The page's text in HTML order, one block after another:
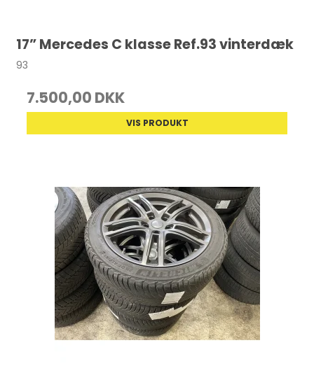
17” Mercedes C klasse Ref.93 vinterdæk
93
7.500,00 DKK
VIS PRODUKT